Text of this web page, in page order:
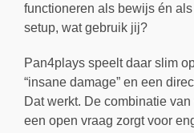
functioneren als bewijs én
setup, wat gebruik jij?
Pan4plays speelt daar slim
“insane damage” en een
Dat werkt. De combinatie
een open vraag zorgt voor